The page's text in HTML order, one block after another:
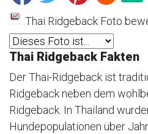
Thai Ridgeback Foto
Thai Ridgeback Fakten
Der Thai-Ridgeback ist
Ridgeback neben dem
Ridgeback. In Thailand
Hundepopulationen über